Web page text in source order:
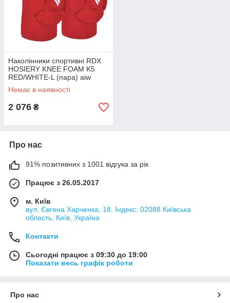
Наколінники спортивні RDX
HOSIERY KNEE FOAM K5
RED/WHITE-L (пара) aiw
Оригинал 4236
Немає в наявності
2 076 ₴
Про нас
91% позитивних з 1001 відгука за рік
Працює з 26.05.2017
м. Київ
вул. Євгена Харченка, 18, Індекс: 02088 Київська
область, Київ, Україна
Контакти
Сьогодні працює з 09:30 до 19:00
Показати весь графік роботи
Про нас